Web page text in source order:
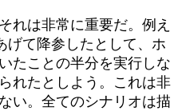
れは非常に重要だ。例え
げて降参したとして、ホ
たことの半分を実行しな
れたとしよう。これは非
い。全てのシナリオは描